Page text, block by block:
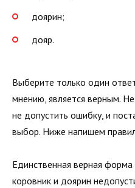
доярин;
дояр.
Выберите только один
мнению, является верным.
не допустить ошибку, и
выбор. Ниже напишем
Единственная верная
коровник и доярин